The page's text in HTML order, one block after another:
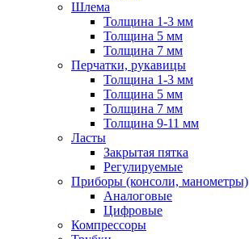
Шлема
Толщина 1-3 мм
Толщина 5 мм
Толщина 7 мм
Перчатки, рукавицы
Толщина 1-3 мм
Толщина 5 мм
Толщина 7 мм
Толщина 9-11 мм
Ласты
Закрытая пятка
Регулируемые
Приборы (консоли, манометры)
Аналоговые
Цифровые
Компрессоры